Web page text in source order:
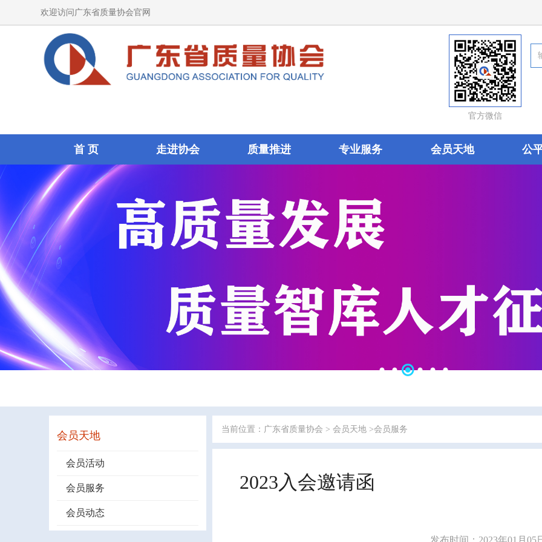
欢迎访问广东省质量协会官网
官方微信
首 页 走进协会 质量推进 专业服务 会员天地 公
会员天地
会员活动
会员服务
会员动态
当前位置： 广东省质量协会 > 会员天地>会员服务
2023入会邀请函
发布时间：2023年01月05